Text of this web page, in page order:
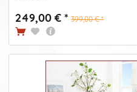
249,00 € * 399,00 € *